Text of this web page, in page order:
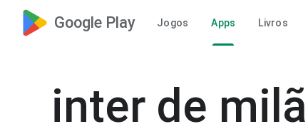
Google Play Jogos Apps Livros
inter de